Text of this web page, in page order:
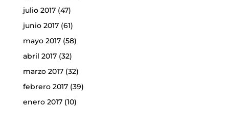
julio 2017(47)
junio 2017(61)
mayo 2017(58)
abril 2017(32)
marzo 2017(32)
febrero 2017(39)
enero 2017(10)